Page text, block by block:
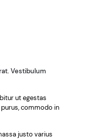
Vestibulum
ut egestas
commodo in
justo varius